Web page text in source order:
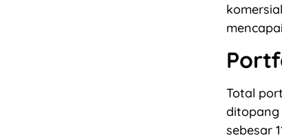
Total
ditopang
sebesar